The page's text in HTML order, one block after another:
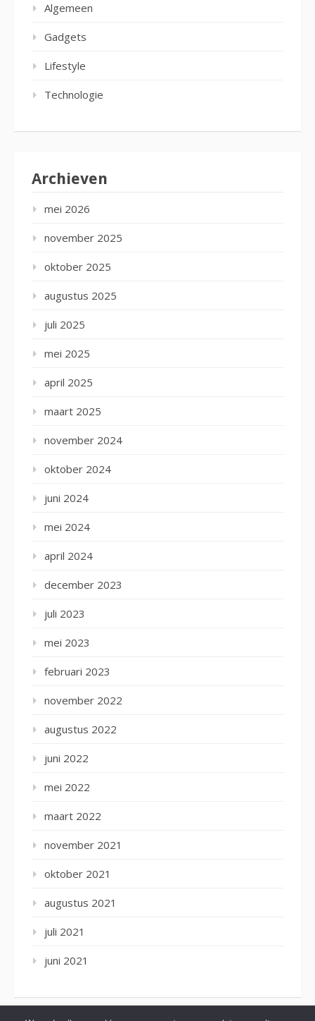
Algemeen
Gadgets
Lifestyle
Technologie
Archieven
mei 2026
november 2025
oktober 2025
augustus 2025
juli 2025
mei 2025
april 2025
maart 2025
november 2024
oktober 2024
juni 2024
mei 2024
april 2024
december 2023
juli 2023
mei 2023
februari 2023
november 2022
augustus 2022
juni 2022
mei 2022
maart 2022
november 2021
oktober 2021
augustus 2021
juli 2021
juni 2021